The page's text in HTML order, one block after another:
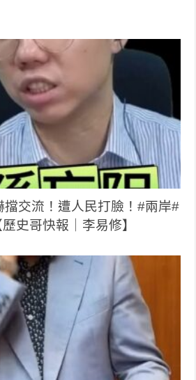
擋交流！遭人民打臉！#兩岸#
史哥快報｜李易修】